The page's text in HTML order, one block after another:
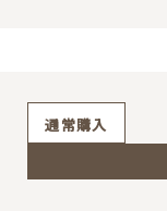
通常購入